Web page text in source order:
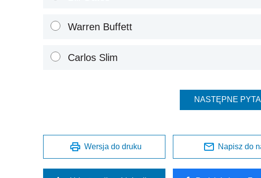
Warren Buffett
Carlos Slim
NASTĘPNE
Wersja do druku Napisz do